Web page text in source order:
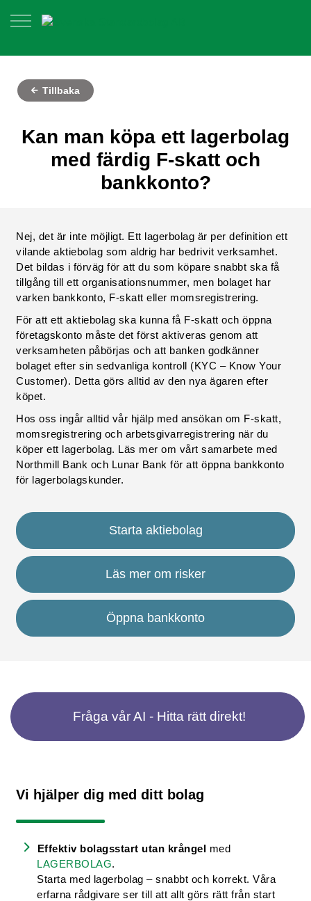
Tillbaka
Kan man köpa ett lagerbolag
med färdig F-skatt och
bankkonto?
Nej, det är inte möjligt. Ett lagerbolag är per definition ett
vilande aktiebolag som aldrig har bedrivit verksamhet.
Det bildas i förväg för att du som köpare snabbt ska få
tillgång till ett organisationsnummer, men bolaget har
varken bankkonto, F-skatt eller momsregistrering.
För att ett aktiebolag ska kunna få F-skatt och öppna
företagskonto måste det först aktiveras genom att
verksamheten påbörjas och att banken godkänner
bolaget efter sin sedvanliga kontroll (KYC – Know Your
Customer). Detta görs alltid av den nya ägaren efter
köpet.
Hos oss ingår alltid vår hjälp med ansökan om F-skatt,
momsregistrering och arbetsgivarregistrering när du
köper ett lagerbolag. Läs mer om vårt samarbete med
Northmill Bank och Lunar Bank för att öppna bankkonto
för lagerbolagskunder.
Starta aktiebolag
Läs mer om risker
Öppna bankkonto
Fråga vår AI - Hitta rätt direkt!
Vi hjälper dig med ditt bolag
Effektiv bolagsstart utan krångel med
LAGERBOLAG.
Starta med lagerbolag – snabbt och korrekt. Våra
erfarna rådgivare ser till att allt görs rätt från start